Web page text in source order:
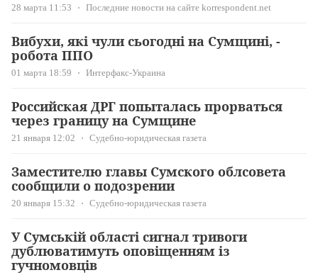
28 марта 11:53 Последние новости на сайте korrespondent.net
Вибухи, які чули сьогодні на Сумщині, -
робота ППО
01 марта 18:59 Интерфакс-Украина
Российская ДРГ попыталась прорваться
через границу на Сумщине
21 января 12:02 Судебно-юридическая газета
Заместителю главы Сумского облсовета
сообщили о подозрении
20 января 15:32 Судебно-юридическая газета
У Сумській області сигнал тривоги
дублюватимуть оповіщенням із
гучномовців